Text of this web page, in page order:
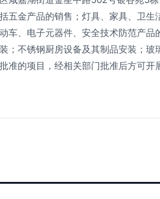
五金产品的销售；灯具、家具、卫生
车、电子元器件、安全技术防范产
；不锈钢厨房设备及其制品安装；
准的项目，经相关部门批准后方可开